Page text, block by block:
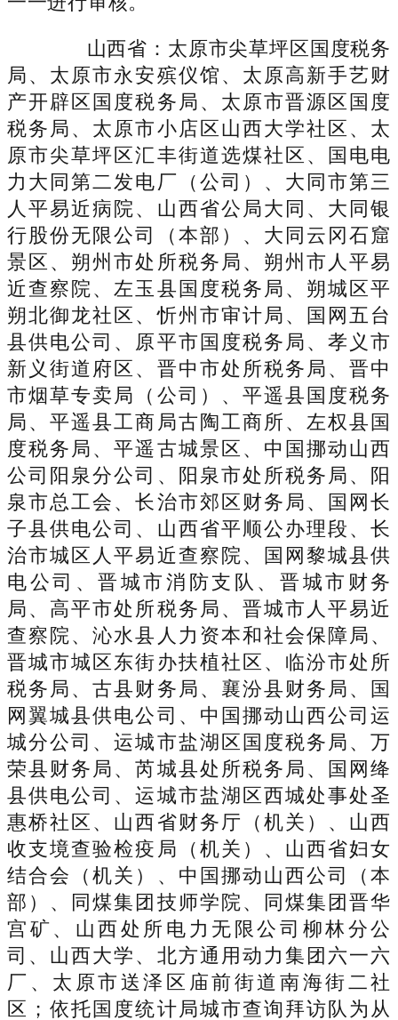
山西省：太原市尖草坪区国度税务
局、太原市永安殡仪馆、太原高新手艺财
产开辟区国度税务局、太原市晋源区国度
税务局、太原市小店区山西大学社区、太
原市尖草坪区汇丰街道选煤社区、国电电
力大同第二发电厂（公司）、大同市第三
人平易近病院、山西省公局大同、大同银
行股份无限公司（本部）、大同云冈石窟
景区、朔州市处所税务局、朔州市人平易
近查察院、左玉县国度税务局、朔城区平
朔北御龙社区、忻州市审计局、国网五台
县供电公司、原平市国度税务局、孝义市
新义街道府区、晋中市处所税务局、晋中
市烟草专卖局（公司）、平遥县国度税务
局、平遥县工商局古陶工商所、左权县国
度税务局、平遥古城景区、中国挪动山西
公司阳泉分公司、阳泉市处所税务局、阳
泉市总工会、长治市郊区财务局、国网长
子县供电公司、山西省平顺公办理段、长
治市城区人平易近查察院、国网黎城县供
电公司、晋城市消防支队、晋城市财务
局、高平市处所税务局、晋城市人平易近
查察院、沁水县人力资本和社会保障局、
晋城市城区东街办扶植社区、临汾市处所
税务局、古县财务局、襄汾县财务局、国
网翼城县供电公司、中国挪动山西公司运
城分公司、运城市盐湖区国度税务局、万
荣县财务局、芮城县处所税务局、国网绛
县供电公司、运城市盐湖区西城处事处圣
惠桥社区、山西省财务厅（机关）、山西
收支境查验检疫局（机关）、山西省妇女
结合会（机关）、中国挪动山西公司（本
部）、同煤集团技师学院、同煤集团晋华
宫矿、山西处所电力无限公司柳林分公
司、山西大学、北方通用动力集团六一六
厂、太原市送泽区庙前街道南海街二社
区；依托国度统计局城市查询拜访队为从